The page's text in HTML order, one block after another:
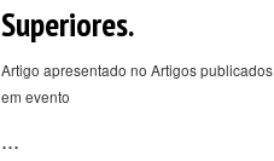
Superiores.
Artigo apresentado no Artigos publicados
em evento
...